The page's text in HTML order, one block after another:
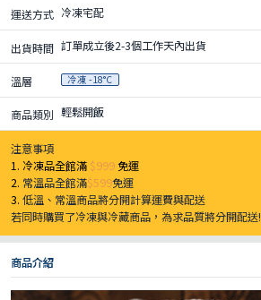
運送方式 冷凍宅配
出貨時間 訂單成立後2-3個工作天內出貨
溫層 冷凍 -18°C
商品類別 輕鬆開飯
注意事項
1. 冷凍品全館滿 $999免運
2. 常溫品全館滿$599免運
3.低溫、常溫商品將分開計算運費與配送
若同時購買了冷凍與冷藏商品，為求品質將分開配送!
商品介紹